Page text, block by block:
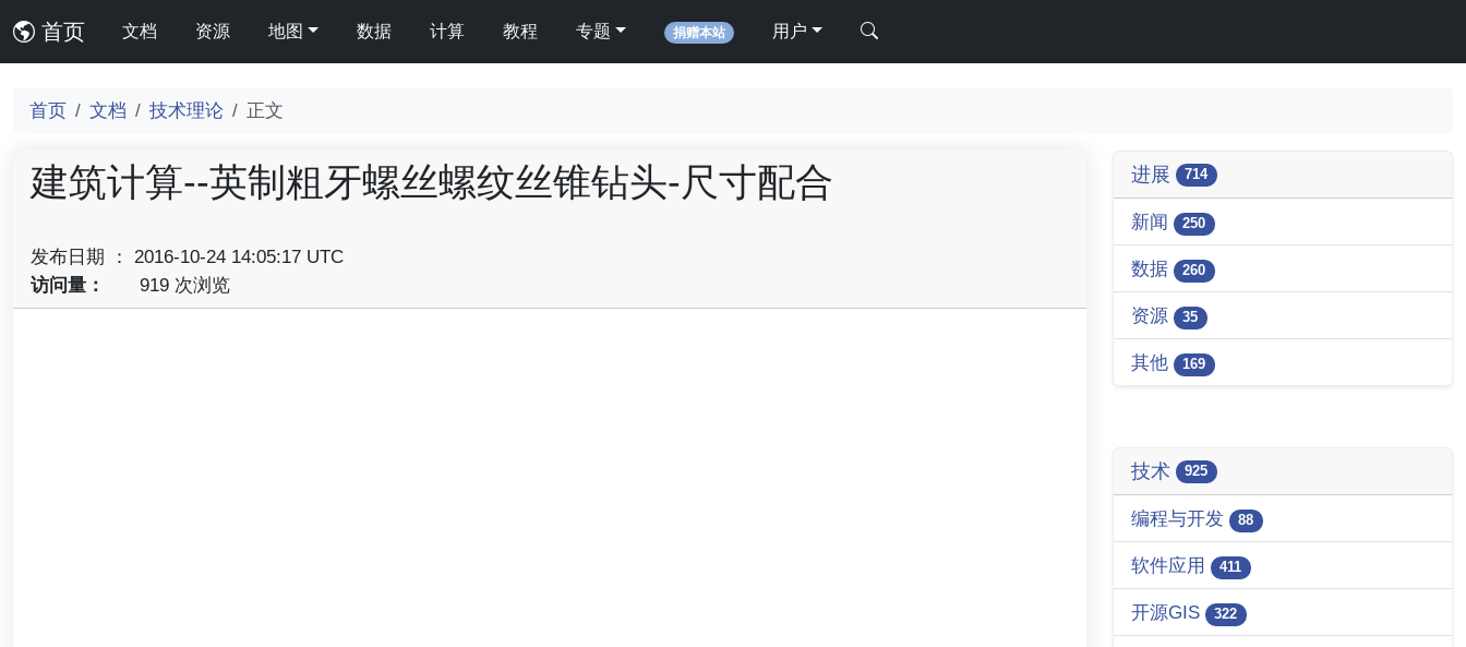
首页 文档 资源 地图 数据 计算 教程 专题 捐赠本站 用户
首页 文档 技术理论 正文
建筑计算--英制粗牙螺丝螺纹丝锥钻头-尺寸配合
发布日期 ： 2016-10-24 14:05:17 UTC
访问量：
919 次浏览
进展 714
新闻 250
数据 260
资源 35
其他 169
技术 925
编程与开发 88
软件应用 411
开源GIS 322